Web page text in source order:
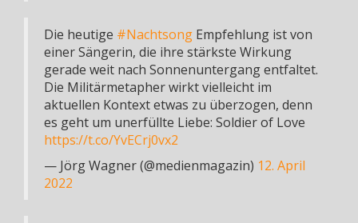
Die heutige #Nachtsong Empfehlung ist von
einer Sängerin, die ihre stärkste Wirkung
gerade weit nach Sonnenuntergang entfaltet.
Die Militärmetapher wirkt vielleicht im
aktuellen Kontext etwas zu überzogen, denn
es geht um unerfüllte Liebe: Soldier of Love
https://t.co/YvECrj0vx2
— Jörg Wagner (@medienmagazin) 12. April
2022